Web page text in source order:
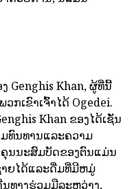
Genghis Khan, ຜູ້ທີ່ນີ້
ກເຂົາເຈົ້າໄດ້ Ogedei.
Khan ຂອງໄດ້ເຊັ່ນ
ທົນທານແລະຄວາມ
ນນະສົມບັດຂອງຕົນແມ່ນ
າຍໄດ້ແລະດື່ມທີ່ມີຫມູ່
ນທາງຮ່ວມມືລະຫວ່າງ,